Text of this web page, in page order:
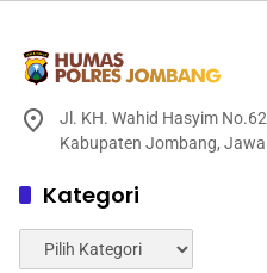
Jl. KH. Wahid Hasyim
Kabupaten Jombang,
Kategori
Kategori